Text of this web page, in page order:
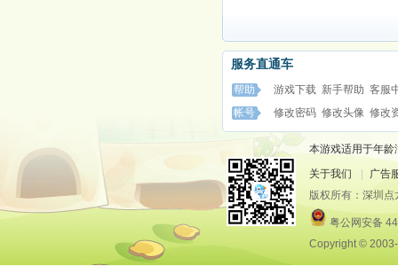
服务直通车
帮助 游戏下载 新手帮助 客服
帐号
修改密码 修改头像 修改
本游戏适用于年
关于我们
广告
版权所有：深圳
粤公网安备
Copyright ©